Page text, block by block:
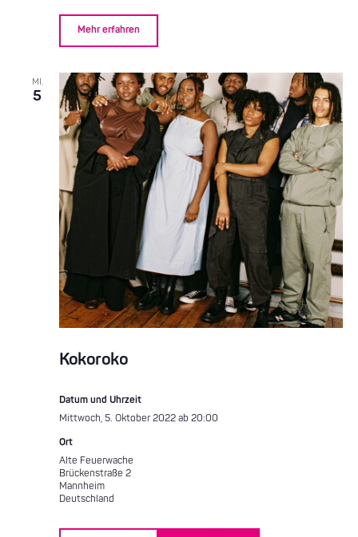
Mehr erfahren
MI.
5
Kokoroko
Datum und Uhrzeit
Mittwoch, 5. Oktober 2022 ab 20:00
Ort
Alte Feuerwache
Brückenstraße 2
Mannheim
Deutschland